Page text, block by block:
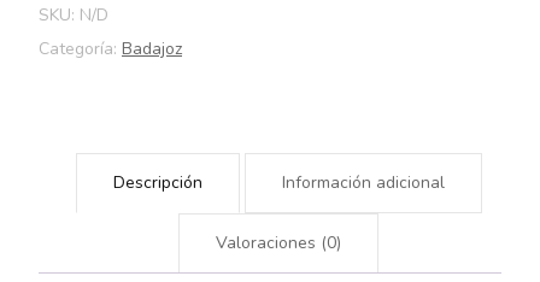
SKU: N/D
Categoría: Badajoz
Descripción Información adicional
Valoraciones (0)